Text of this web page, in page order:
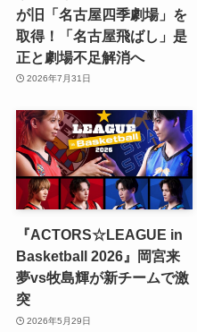
が旧「名古屋四季劇場」を
取得！「名古屋飛ばし」是
正と劇場不足解消へ
2026年7月31日
『ACTORS☆LEAGUE in
Basketball 2026』岡宮来
夢vs牧島輝が新チームで激
突
2026年5月29日